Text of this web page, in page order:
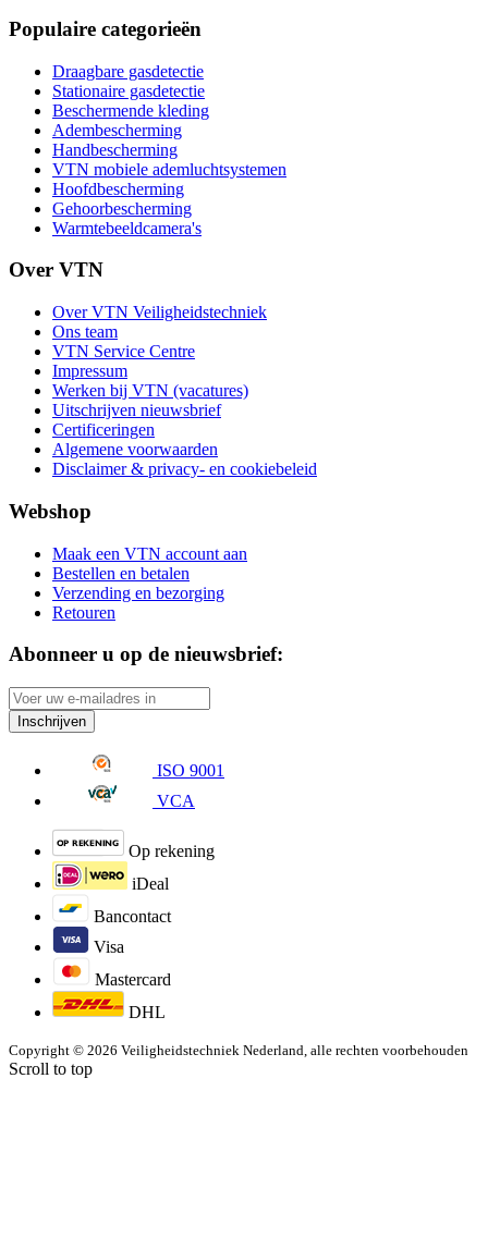
Populaire categorieën
Draagbare gasdetectie
Stationaire gasdetectie
Beschermende kleding
Adembescherming
Handbescherming
VTN mobiele ademluchtsystemen
Hoofdbescherming
Gehoorbescherming
Warmtebeeldcamera's
Over VTN
Over VTN Veiligheidstechniek
Ons team
VTN Service Centre
Impressum
Werken bij VTN (vacatures)
Uitschrijven nieuwsbrief
Certificeringen
Algemene voorwaarden
Disclaimer & privacy- en cookiebeleid
Webshop
Maak een VTN account aan
Bestellen en betalen
Verzending en bezorging
Retouren
Abonneer u op de nieuwsbrief:
Inschrijven
ISO 9001
VCA
Op rekening
iDeal
Bancontact
Visa
Mastercard
DHL
Copyright © 2026 Veiligheidstechniek Nederland, alle rechten voorbehouden
Scroll to top